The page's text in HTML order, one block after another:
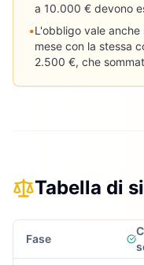
a 10.000 € devono
•L'obbligo vale
mese con la stessa
2.500 €, che
Tabella di
Fase